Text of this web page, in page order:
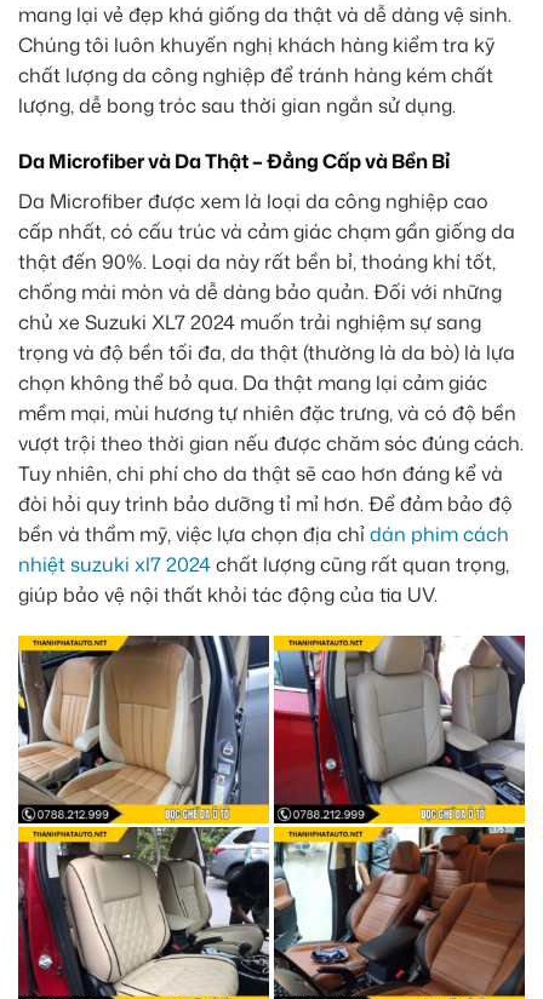
mang lại vẻ đẹp khá giống da thật và dễ dàng vệ sinh.
Chúng tôi luôn khuyến nghị khách hàng kiểm tra kỹ
chất lượng da công nghiệp để tránh hàng kém chất
lượng, dễ bong tróc sau thời gian ngắn sử dụng.
Da Microfiber và Da Thật – Đẳng Cấp và Bền Bỉ
Da Microfiber được xem là loại da công nghiệp cao
cấp nhất, có cấu trúc và cảm giác chạm gần giống da
thật đến 90%. Loại da này rất bền bỉ, thoáng khí tốt,
chống mài mòn và dễ dàng bảo quản. Đối với những
chủ xe Suzuki XL7 2024 muốn trải nghiệm sự sang
trọng và độ bền tối đa, da thật (thường là da bò) là lựa
chọn không thể bỏ qua. Da thật mang lại cảm giác
mềm mại, mùi hương tự nhiên đặc trưng, và có độ bền
vượt trội theo thời gian nếu được chăm sóc đúng cách.
Tuy nhiên, chi phí cho da thật sẽ cao hơn đáng kể và
đòi hỏi quy trình bảo dưỡng tỉ mỉ hơn. Để đảm bảo độ
bền và thẩm mỹ, việc lựa chọn địa chỉdán phim cách
nhiệt suzuki xl7 2024chất lượng cũng rất quan trọng,
giúp bảo vệ nội thất khỏi tác động của tia UV.